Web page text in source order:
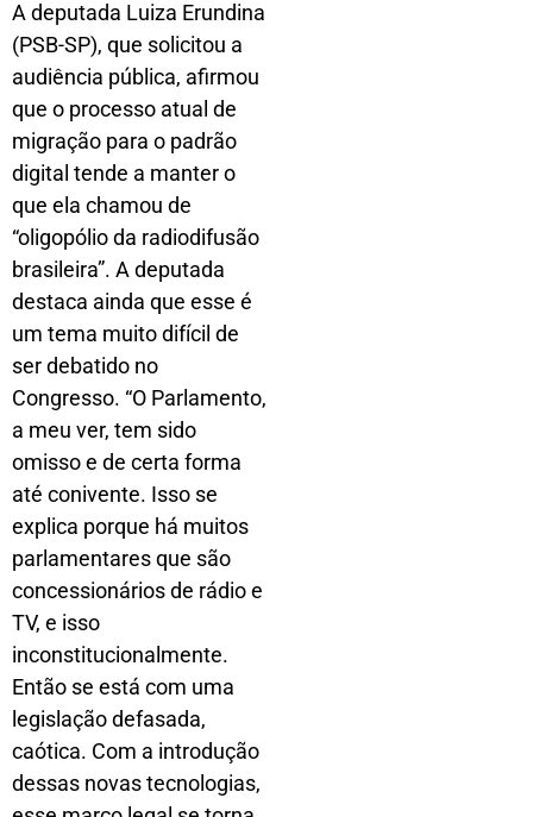
A deputada Luiza Erundina
(PSB-SP), que solicitou a
audiência pública, afirmou
que o processo atual de
migração para o padrão
digital tende a manter o
que ela chamou de
“oligopólio da radiodifusão
brasileira”. A deputada
destaca ainda que esse é
um tema muito difícil de
ser debatido no
Congresso. “O Parlamento,
a meu ver, tem sido
omisso e de certa forma
até conivente. Isso se
explica porque há muitos
parlamentares que são
concessionários de rádio e
TV, e isso
inconstitucionalmente.
Então se está com uma
legislação defasada,
caótica. Com a introdução
dessas novas tecnologias,